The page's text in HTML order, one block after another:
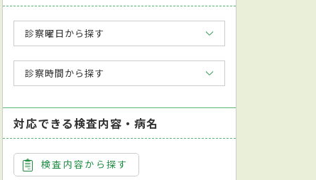
診察曜日から探す
診察時間から探す
対応できる検査内容・病名
検査内容から探す